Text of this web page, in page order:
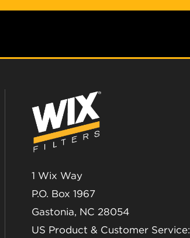
1 Wix Way
P.O. Box 1967
Gastonia, NC 28054
US Product & Customer Service: